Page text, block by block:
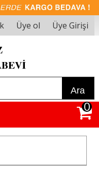
Üye ol Üye Girişi
Ara
0